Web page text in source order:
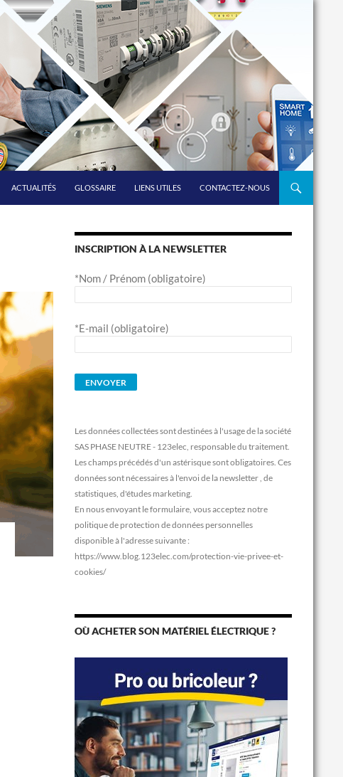
ACTUALITÉS GLOSSAIRE LIENS UTILES CONTACTEZ-NOUS
INSCRIPTION À LA NEWSLETTER
*Nom / Prénom (obligatoire)
*E-mail (obligatoire)
Les données collectées sont destinées à l'usage de la société
SAS PHASE NEUTRE - 123elec, responsable du traitement.
Les champs précédés d'un astérisque sont obligatoires. Ces
données sont nécessaires à l'envoi de la newsletter , de
statistiques, d'études marketing.
En nous envoyant le formulaire, vous acceptez notre
politique de protection de données personnelles
disponible à l'adresse suivante :
https://www.blog.123elec.com/protection-vie-privee-et-
cookies/
OÙ ACHETER SON MATÉRIEL ÉLECTRIQUE ?